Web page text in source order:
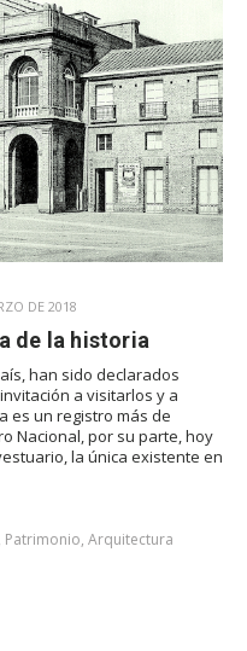
DE 2018
de la historia
han sido declarados
a visitarlos y a
es un registro más de
Nacional, por su parte, hoy
la única existente en
Patrimonio,Arquitectura